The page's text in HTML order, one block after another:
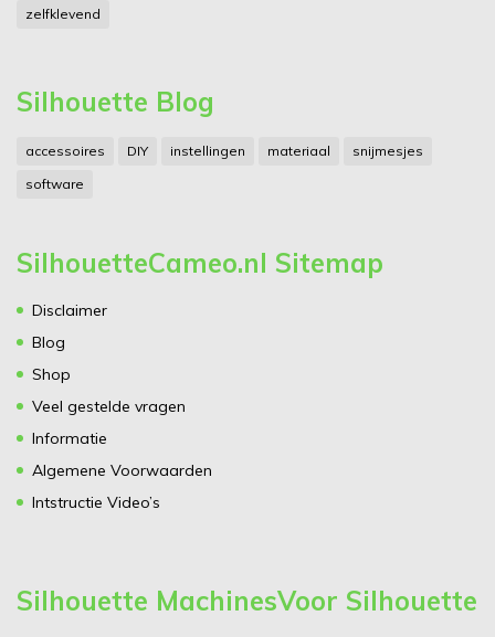
zelfklevend
Silhouette Blog
accessoires DIY instellingen materiaal
snijmesjes
software
SilhouetteCameo.nl Sitemap
Disclaimer
Blog
Shop
Veel gestelde vragen
Informatie
Algemene Voorwaarden
Intstructie Video’s
Silhouette MachinesVoor Silhouette